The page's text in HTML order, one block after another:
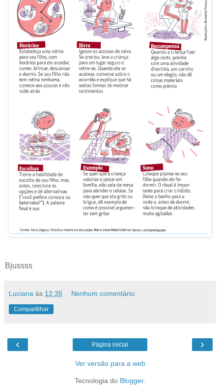
Bjussss
Luciana às 12:35 Nenhum comentário:
Compartilhar
‹ ›
Página inicial
Ver versão para a web
Tecnologia do Blogger.